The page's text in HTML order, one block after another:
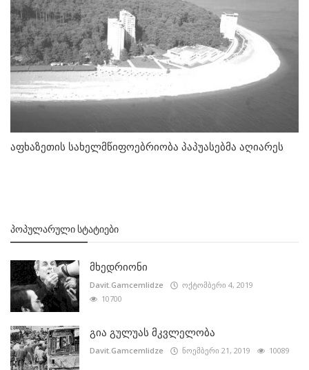
აფხაზეთის სახელმწიფოებრიობა პაპუასებმა აღიარეს
ᲞᲝᲞᲣᲚᲐᲠᲣᲚᲘ ᲡᲢᲐᲢᲘᲔᲑᲘ
მხედრიონი
Davit.Gamcemlidze
ოქტომბერი 4, 2019
10700
გია გულუას მკვლელობა
Davit.Gamcemlidze ნოემბერი 21, 2019 10089